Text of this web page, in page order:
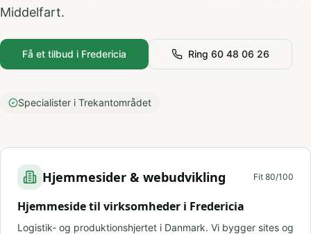
Middelfart.
Få et tilbud i Fredericia Ring 60 48 06 26
Specialister i Trekantområdet
Hjemmesider & webudvikling Fit 80/100
Hjemmeside til virksomheder i Fredericia
Logistik- og produktionshjertet i Danmark. Vi bygger sites og